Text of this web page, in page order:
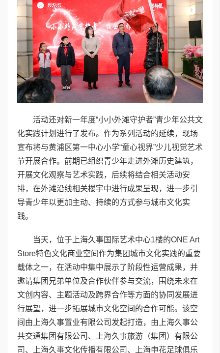
活动还对新一年度“小小外滩守护者”青少年公共文
化实践计划进行了发布。作为系列活动的延续，现场
宣布将与黄浦区第一中心小学“童心视界”少儿视觉艺术
节开展合作。前期已组织青少年走进外滩历史建筑，
开展文化观察与艺术实践，后续将结合相关活动安
排，在外滩沿线相关楼宇中进行成果呈现，进一步引
导青少年以更加主动、持续的方式参与城市文化实
践。
当天，位于上海久事国际艺术中心1楼的ONE Art
Store特色文化商业空间作为集团城市文化实践的重要
载体之一，在活动中集中展示了阶段性运营成果，并
邀请集团兄弟单位及合作伙伴参与交流，围绕未来在
文创内容、主题活动及跨界合作等方面的协同发展进
行展望，进一步拓展城市文化空间的合作可能。该空
间由上海久事置业有限公司发起打造，由上海久事公
共交通集团有限公司、上海久事旅游（集团）有限公
司、上海久事文化传播有限公司、上海申花足球俱乐